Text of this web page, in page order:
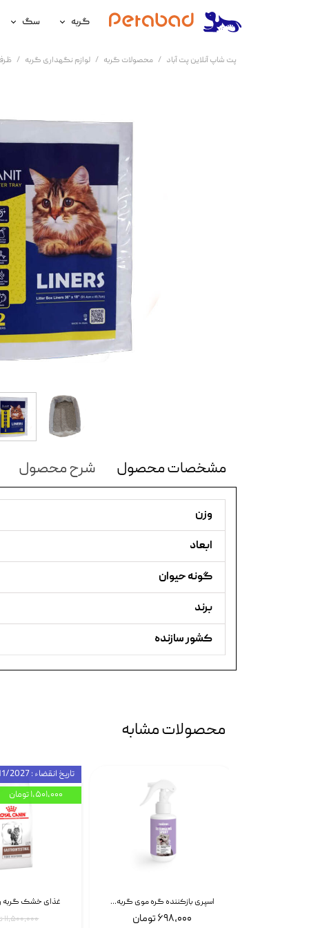
گربه
غذای گربه
سگ
غذای سگ
پت شاپ آنلاین پت آباد محصولات گربه لوازم نگهداری گربه
مشخصات محصول شرح محصول
وزن
ابعاد
گونه حیوان
برند
کشور سازنده
محصولات مشابه
۱۱,۵۰۰,۰۰۰ تومان
تاریخ انقضاء : 11/2027
۱,۵۰۱,۰۰۰ تومان
اسپری بازکننده گره موی گربه نئوپت Neopet Detangling Spray حجم 120 میلی گرم
۶۹۸,۰۰۰ تومان